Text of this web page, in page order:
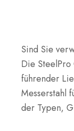
Sind Sie
Die
führender
Messerstahl
der Typen,